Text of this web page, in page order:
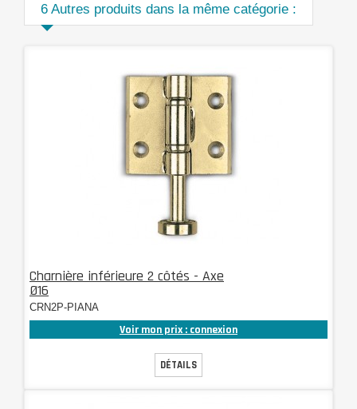
6 Autres produits dans la même catégorie :
Charnière inférieure 2 côtés - Axe
Ø16
CRN2P-PIANA
Voir mon prix : connexion
DÉTAILS